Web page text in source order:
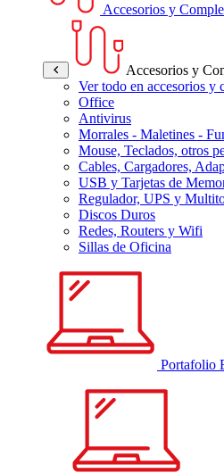
Accesorios y
Accesorios y
Ver todo en accesorios y
Office
Antivirus
Morrales - Maletines -
Mouse, Teclados, otros
Cables, Cargadores,
USB y Tarjetas de
Regulador, UPS y
Discos Duros
Redes, Routers y Wifi
Sillas de Oficina
Portafolio